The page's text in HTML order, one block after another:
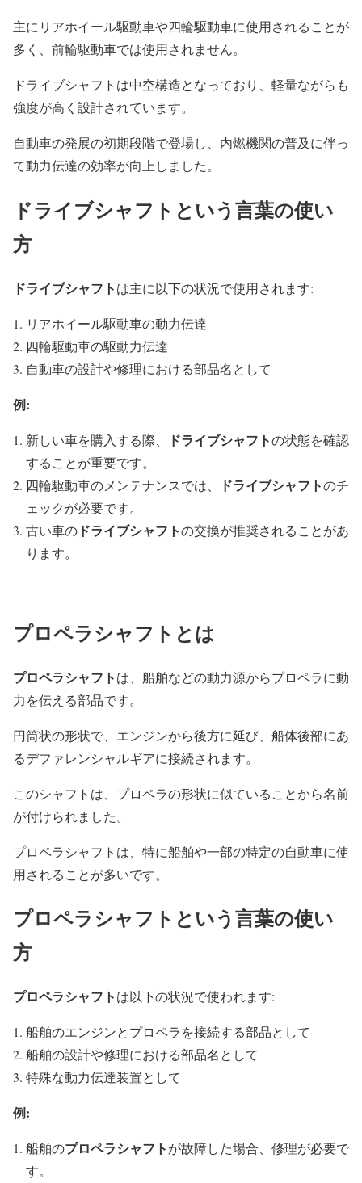
主にリアホイール駆動車や四輪駆動車に使用されることが
多く、前輪駆動車では使用されません。
ドライブシャフトは中空構造となっており、軽量ながらも
強度が高く設計されています。
自動車の発展の初期段階で登場し、内燃機関の普及に伴っ
て動力伝達の効率が向上しました。
ドライブシャフトという言葉の使い
方
ドライブシャフトは主に以下の状況で使用されます:
リアホイール駆動車の動力伝達
四輪駆動車の駆動力伝達
自動車の設計や修理における部品名として
例:
新しい車を購入する際、 ドライブシャフトの状態を確認
することが重要です。
四輪駆動車のメンテナンスでは、
ドライブシャフトのチ
ェックが必要です。
古い車の ドライブシャフトの交換が推奨されることがあ
ります。
プロペラシャフトとは
プロペラシャフトは、船舶などの動力源からプロペラに動
力を伝える部品です。
円筒状の形状で、エンジンから後方に延び、船体後部にあ
るデファレンシャルギアに接続されます。
このシャフトは、プロペラの形状に似ていることから名前
が付けられました。
プロペラシャフトは、特に船舶や一部の特定の自動車に使
用されることが多いです。
プロペラシャフトという言葉の使い
方
プロペラシャフトは以下の状況で使われます:
船舶のエンジンとプロペラを接続する部品として
船舶の設計や修理における部品名として
特殊な動力伝達装置として
例:
船舶のプロペラシャフトが故障した場合、修理が必要で
す。